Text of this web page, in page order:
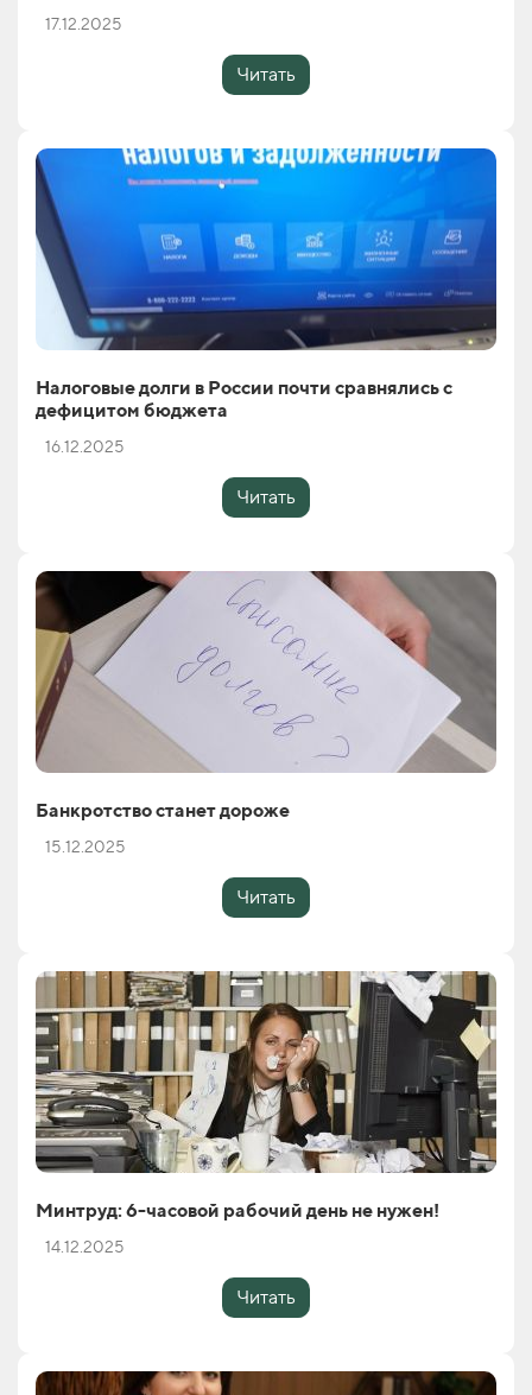
17.12.2025
Читать
Налоговые долги в России почти сравнялись с
дефицитом бюджета
16.12.2025
Читать
Банкротство станет дороже
15.12.2025
Читать
Минтруд: 6-часовой рабочий день не нужен!
14.12.2025
Читать